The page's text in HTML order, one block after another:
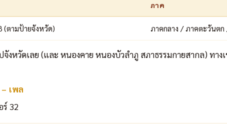
ภาค
(ตามป้ายจังหวัด) ภาคกลาง / ภาคตะวันตก
งหวัดเลย (และ หนองคาย หนองบัวลำภู สภาธรรมกายสากล) ทาง
เพล
32